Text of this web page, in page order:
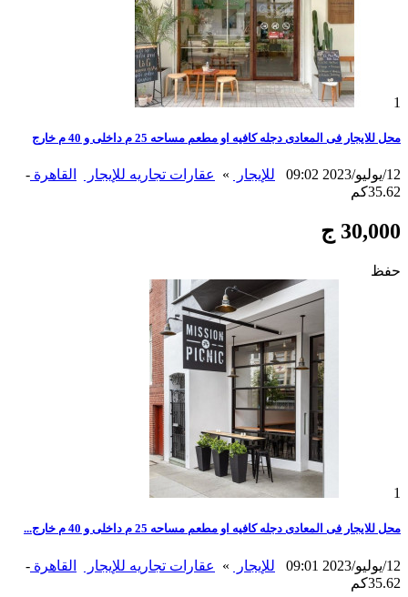
1
محل للايجار فى المعادى دجله كافيه او مطعم مساحه 25 م داخلى و 40 م خارج
12/يوليو/2023 09:02 للإيجار » عقارات تجاريه للإيجار القاهرة -
35.62كم
30,000 ج
حفظ
1
محل للايجار فى المعادى دجله كافيه او مطعم مساحه 25 م داخلى و 40 م خارج...
12/يوليو/2023 09:01 للإيجار » عقارات تجاريه للإيجار القاهرة -
35.62كم